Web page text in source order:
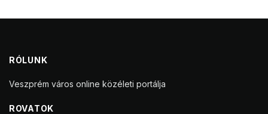
RÓLUNK
Veszprém város online közéleti portálja
ROVATOK